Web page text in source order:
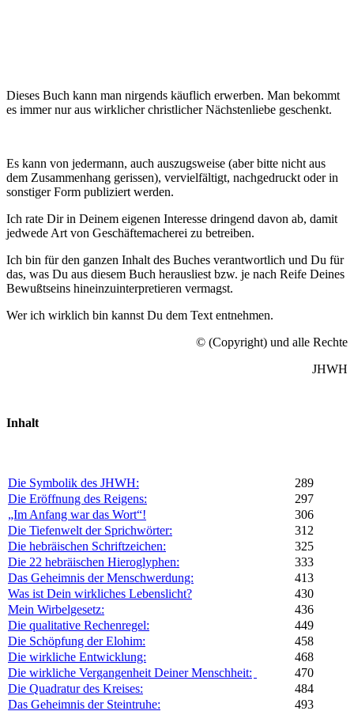
Dieses Buch kann man nirgends käuflich erwerben. Man bekommt
es immer nur aus wirklicher christlicher Nächstenliebe geschenkt.
Es kann von jedermann, auch auszugsweise (aber bitte nicht aus
dem Zusammenhang gerissen), vervielfältigt, nachgedruckt oder in
sonstiger Form publiziert werden.
Ich rate Dir in Deinem eigenen Interesse dringend davon ab, damit
jedwede Art von Geschäftemacherei zu betreiben.
Ich bin für den ganzen Inhalt des Buches verantwortlich und Du für
das, was Du aus diesem Buch herausliest bzw. je nach Reife Deines
Bewußtseins hineinzuinterpretieren vermagst.
Wer ich wirklich bin kannst Du dem Text entnehmen.
© (Copyright) und alle Rechte
JHWH
Inhalt
Die Symbolik des JHWH:
289
Die Eröffnung des Reigens:
297
„Im Anfang war das Wort“!
306
Die Tiefenwelt der Sprichwörter:
312
Die hebräischen Schriftzeichen:
325
Die 22 hebräischen Hieroglyphen:
333
Das Geheimnis der Menschwerdung:
413
Was ist Dein wirkliches Lebenslicht?
430
Mein Wirbelgesetz:
436
Die qualitative Rechenregel:
449
Die Schöpfung der Elohim:
458
Die wirkliche Entwicklung:
468
Die wirkliche Vergangenheit Deiner Menschheit:
470
Die Quadratur des Kreises:
484
Das Geheimnis der Steintruhe:
493